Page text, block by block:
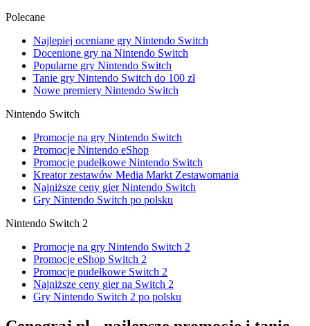
Polecane
Najlepiej oceniane gry Nintendo Switch
Docenione gry na Nintendo Switch
Popularne gry Nintendo Switch
Tanie gry Nintendo Switch do 100 zł
Nowe premiery Nintendo Switch
Nintendo Switch
Promocje na gry Nintendo Switch
Promocje Nintendo eShop
Promocje pudełkowe Nintendo Switch
Kreator zestawów Media Markt Zestawomania
Najniższe ceny gier Nintendo Switch
Gry Nintendo Switch po polsku
Nintendo Switch 2
Promocje na gry Nintendo Switch 2
Promocje eShop Switch 2
Promocje pudełkowe Switch 2
Najniższe ceny gier na Switch 2
Gry Nintendo Switch 2 po polsku